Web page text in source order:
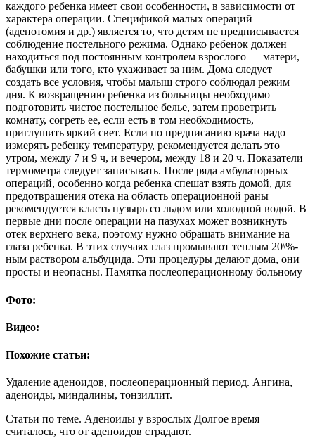
каждого ребенка имеет свои особенности, в зависимости от
характера операции. Спецификой малых операций
(аденотомия и др.) является то, что детям не предписывается
соблюдение постельного режима. Однако ребе­нок должен
находиться под постоянным контролем взрослого — матери,
бабушки или того, кто ухаживает за ним. Дома следует
создать все условия, чтобы малыш строго соблюдал режим
дня. К возвращению ребенка из больницы необходимо
подгото­вить чистое постельное белье, затем проветрить
комнату, согреть ее, если есть в том необходимость,
приглушить яркий свет. Если по предписанию врача надо
измерять ребенку температуру, ре­комендуется делать это
утром, между 7 и 9 ч, и вечером, между 18 и 20 ч. Показатели
термометра следует записывать. После ряда амбулаторных
операций, особенно когда ребенка спешат взять домой, для
предотвращения отека на область опе­рационной раны
рекомендуется класть пузырь со льдом или хо­лодной водой. В
первые дни после операции на пазухах может возникнуть
отек верхнего века, поэтому нужно обращать внима­ние на
глаза ребенка. В этих случаях глаз промывают теплым 20\%-
ным раствором альбуцида. Эти процедуры делают дома, они
просты и неопасны. Памятка послеоперационному больному
Фото:
Видео:
Похожие статьи:
Удаление аденоидов, послеоперационный период. Ангина,
аденоиды, миндалины, тонзиллит.
Статьи по теме. Аденоиды у взрослых Долгое время
считалось, что от аденоидов страдают.